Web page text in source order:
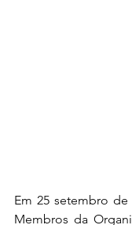
Em 25 setembro de
Membros da